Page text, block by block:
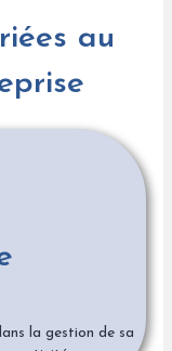
au
la gestion de sa